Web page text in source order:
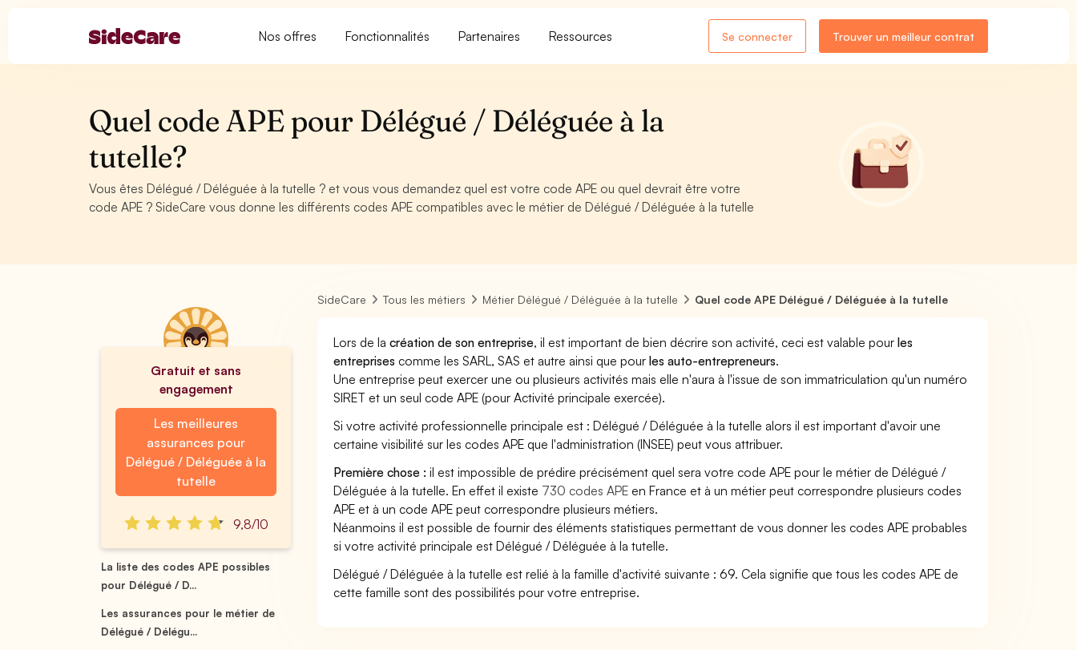
Nos offres Fonctionnalités Partenaires Ressources Se connecter Trouver un meilleur contrat
Quel code APE pour Délégué / Déléguée à la
tutelle?
Vous êtes Délégué / Déléguée à la tutelle ? et vous vous demandez quel est votre code APE ou quel devrait être votre
code APE ? SideCare vous donne les différents codes APE compatibles avec le métier de Délégué / Déléguée à la tutelle
Gratuit et sans
engagement
Les meilleures
assurances pour
Délégué / Déléguée à la
tutelle
9,8/10
La liste des codes APE possibles
pour Délégué / D...
Les assurances pour le métier de
Délégué / Délégu...
SideCare Tous les métiers Métier Délégué / Déléguée à la tutelle Quel code APE Délégué / Déléguée à la tutelle
Lors de lacréation de son entreprise, il est important de bien décrire son activité, ceci est valable pourles
entreprises comme les SARL, SAS et autre ainsi que pourles auto-entrepreneurs.
Une entreprise peut exercer une ou plusieurs activités mais elle n'aura à l'issue de son immatriculation qu'un numéro
SIRET et un seul code APE (pour Activité principale exercée).
Si votre activité professionnelle principale est : Délégué / Déléguée à la tutelle alors il est important d'avoir une
certaine visibilité sur les codes APE que l'administration (INSEE) peut vous attribuer.
Première chose : il est impossible de prédire précisément quel sera votre code APE pour le métier de Délégué /
Déléguée à la tutelle. En effet il existe 730 codes APE en France et à un métier peut correspondre plusieurs codes
APE et à un code APE peut correspondre plusieurs métiers.
Néanmoins il est possible de fournir des éléments statistiques permettant de vous donner les codes APE probables
si votre activité principale est Délégué / Déléguée à la tutelle.
Délégué / Déléguée à la tutelle est relié à la famille d'activité suivante : 69. Cela signifie que tous les codes APE de
cette famille sont des possibilités pour votre entreprise.